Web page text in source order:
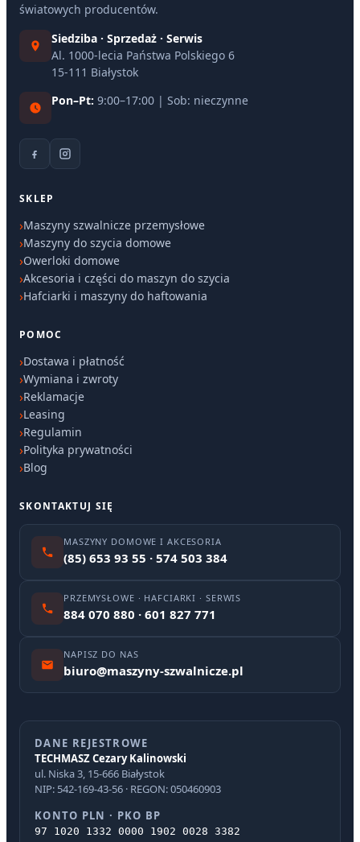
światowych producentów.
Siedziba · Sprzedaż · Serwis
Al. 1000-lecia Państwa Polskiego 6
15-111 Białystok
Pon–Pt: 9:00–17:00 | Sob: nieczynne
SKLEP
Maszyny szwalnicze przemysłowe
Maszyny do szycia domowe
Owerloki domowe
Akcesoria i części do maszyn do szycia
Hafciarki i maszyny do haftowania
POMOC
Dostawa i płatność
Wymiana i zwroty
Reklamacje
Leasing
Regulamin
Polityka prywatności
Blog
SKONTAKTUJ SIĘ
MASZYNY DOMOWE I AKCESORIA
(85) 653 93 55 · 574 503 384
PRZEMYSŁOWE · HAFCIARKI · SERWIS
884 070 880 · 601 827 771
NAPISZ DO NAS
biuro@maszyny-szwalnicze.pl
DANE REJESTROWE
TECHMASZ Cezary Kalinowski
ul. Niska 3, 15-666 Białystok
NIP: 542-169-43-56 · REGON: 050460903
KONTO PLN · PKO BP
97 1020 1332 0000 1902 0028 3382